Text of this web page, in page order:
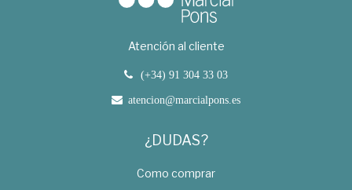
Atención al cliente
(+34) 91 304 33 03
atencion@marcialpons.es
¿DUDAS?
Como comprar